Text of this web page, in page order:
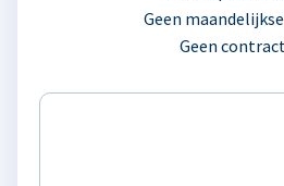
Geen
Geen